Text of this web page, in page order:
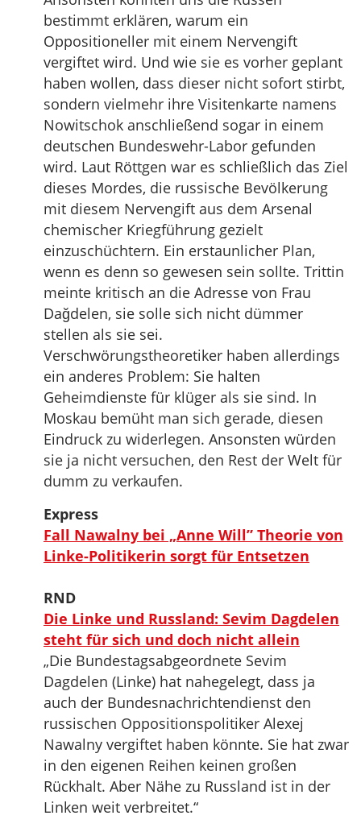
bestimmt erklären, warum ein
Oppositioneller mit einem Nervengift
vergiftet wird. Und wie sie es vorher geplant
haben wollen, dass dieser nicht sofort stirbt,
sondern vielmehr ihre Visitenkarte namens
Nowitschok anschließend sogar in einem
deutschen Bundeswehr-Labor gefunden
wird. Laut Röttgen war es schließlich das Ziel
dieses Mordes, die russische Bevölkerung
mit diesem Nervengift aus dem Arsenal
chemischer Kriegführung gezielt
einzuschüchtern. Ein erstaunlicher Plan,
wenn es denn so gewesen sein sollte. Trittin
meinte kritisch an die Adresse von Frau
Dağdelen, sie solle sich nicht dümmer
stellen als sie sei.
Verschwörungstheoretiker haben allerdings
ein anderes Problem: Sie halten
Geheimdienste für klüger als sie sind. In
Moskau bemüht man sich gerade, diesen
Eindruck zu widerlegen. Ansonsten würden
sie ja nicht versuchen, den Rest der Welt für
dumm zu verkaufen.
Express
Fall Nawalny bei „Anne Will” Theorie von
Linke-Politikerin sorgt für Entsetzen
RND
Die Linke und Russland: Sevim Dagdelen
steht für sich und doch nicht allein
„Die Bundestagsabgeordnete Sevim
Dagdelen (Linke) hat nahegelegt, dass ja
auch der Bundesnachrichtendienst den
russischen Oppositionspolitiker Alexej
Nawalny vergiftet haben könnte. Sie hat zwar
in den eigenen Reihen keinen großen
Rückhalt. Aber Nähe zu Russland ist in der
Linken weit verbreitet.“